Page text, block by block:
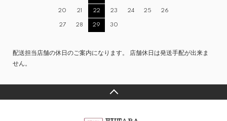
20 21 22 23 24 25 26
27 28 29 30
配送担当店舗の休日のご案内になります。 店舗休日は発送手配が出来ま
せん。